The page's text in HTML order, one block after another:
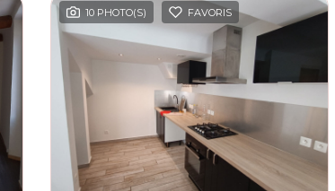
10 PHOTO(S) FAVORIS